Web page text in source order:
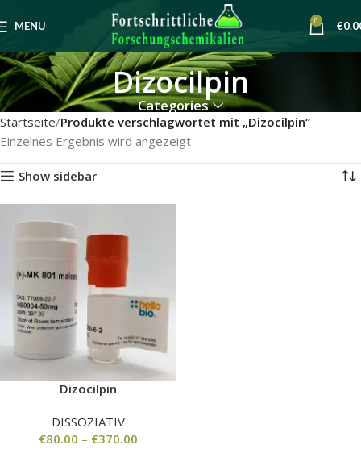
MENU 0 €
Dizocilpin
Categories
Startseite Produkte verschlagwortet mit „Dizocilpin“
Einzelnes Ergebnis wird angezeigt
Show sidebar
Dizocilpin
DISSOZIATIV
€80.00 – €370.00